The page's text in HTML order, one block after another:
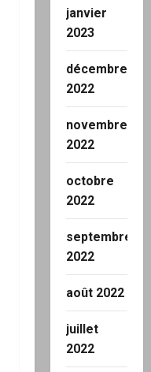
janvier
2023
décembre
2022
novembre
2022
octobre
2022
septembre
2022
août 2022
juillet
2022